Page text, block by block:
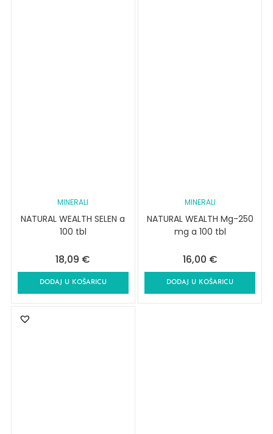
MINERALI
NATURAL WEALTH SELEN a
100 tbl
18,09 €
DODAJ U KOŠARICU
MINERALI
NATURAL WEALTH Mg-250
mg a 100 tbl
16,00 €
DODAJ U KOŠARICU